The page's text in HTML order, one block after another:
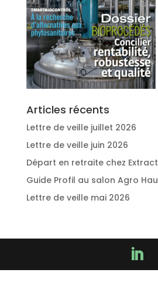
Articles récents
Lettre de veille juillet 2026
Lettre de veille juin 2026
Départ en retraite chez
Guide Profil au salon Agro
Lettre de veille mai 2026